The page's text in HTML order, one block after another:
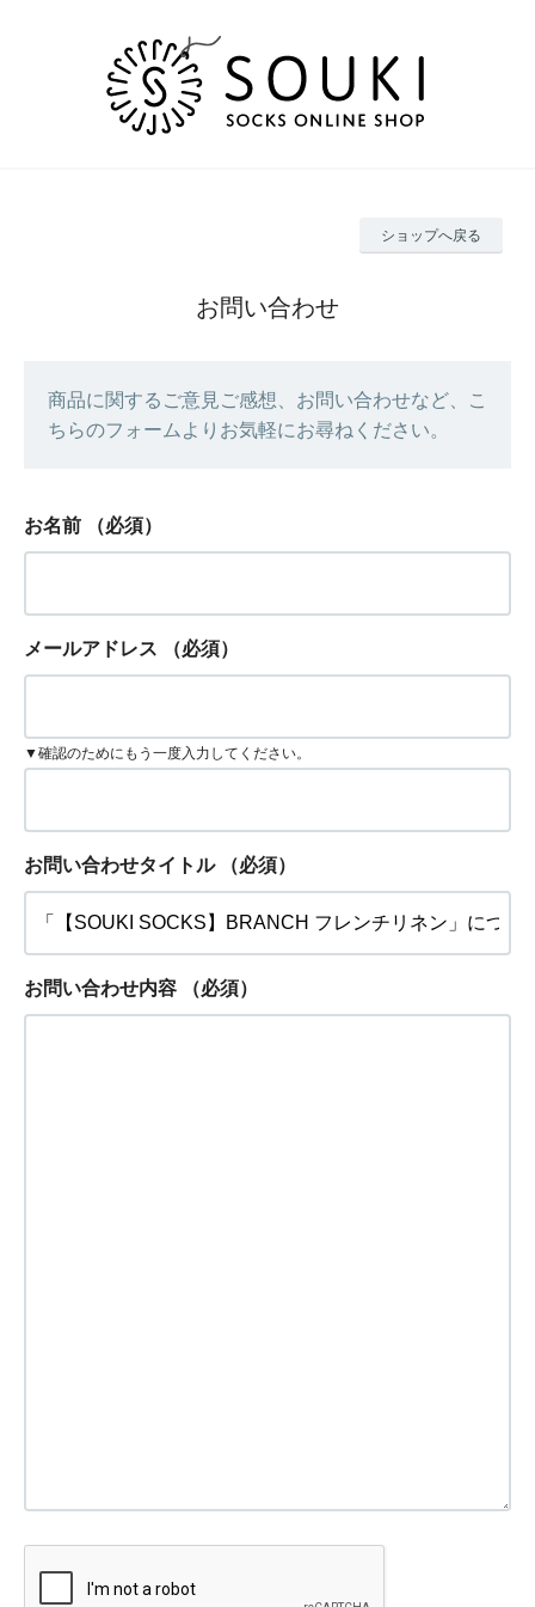
ショップへ戻る
お問い合わせ
商品に関するご意見ご感想、お問い合わせなど、こ
ちらのフォームよりお気軽にお尋ねください。
お名前 （必須）
メールアドレス （必須）
▼確認のためにもう一度入力してください。
お問い合わせタイトル （必須）
お問い合わせ内容 （必須）